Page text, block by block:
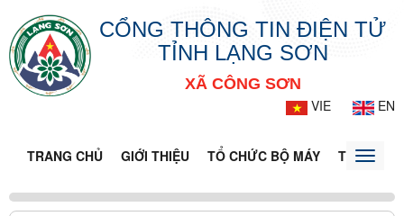
CỔNG THÔNG TIN ĐIỆN TỬ
TỈNH LẠNG SƠN
XÃ CÔNG SƠN
VIE
EN
TRANG CHỦ GIỚI THIỆU TỔ CHỨC BỘ MÁY TIN TỨC -
Toggle